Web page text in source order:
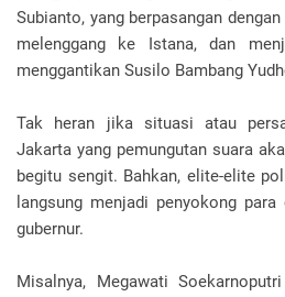
Subianto, yang berpasangan
melenggang ke Istana, dan
menggantikan Susilo Bambang
Tak heran jika situasi atau
Jakarta yang pemungutan suara
begitu sengit. Bahkan, elite-elite
langsung menjadi penyokong
gubernur.
Misalnya, Megawati